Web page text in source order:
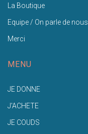
La Boutique
Equipe / On parle de nous
Merci
MENU
JE DONNE
J'ACHETE
JE COUDS